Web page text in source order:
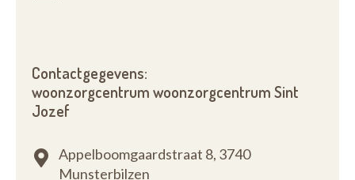
Contactgegevens:
woonzorgcentrum woonzorgcentrum Sint
Jozef
Appelboomgaardstraat 8, 3740
Munsterbilzen